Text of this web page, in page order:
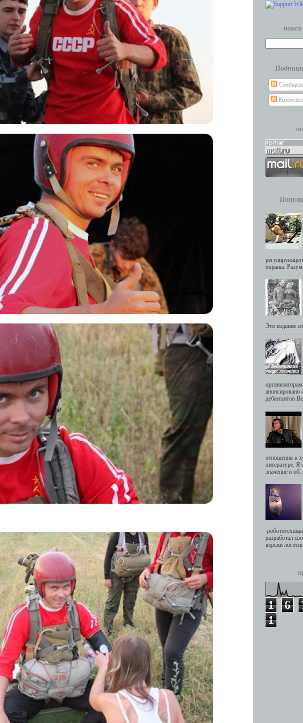
охраны.
Это издание
анонсировано
дебютантов
отношения к
литературе. Я
значение в об...
разработал
версии
1 6
1